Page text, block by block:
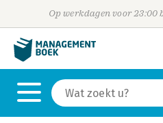
Op werkdagen voor 23:00